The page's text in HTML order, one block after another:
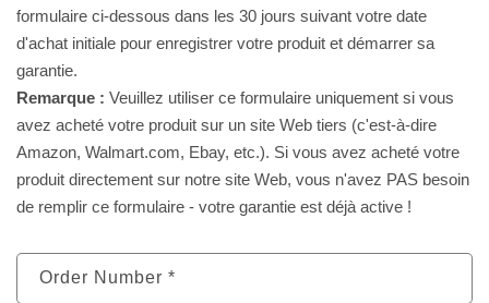
formulaire ci-dessous dans les 30 jours suivant votre date
d'achat initiale pour enregistrer votre produit et démarrer sa
garantie.
Remarque : Veuillez utiliser ce formulaire uniquement si vous
avez acheté votre produit sur un site Web tiers (c'est-à-dire
Amazon, Walmart.com, Ebay, etc.). Si vous avez acheté votre
produit directement sur notre site Web, vous n'avez PAS besoin
de remplir ce formulaire - votre garantie est déjà active !
Order Number *